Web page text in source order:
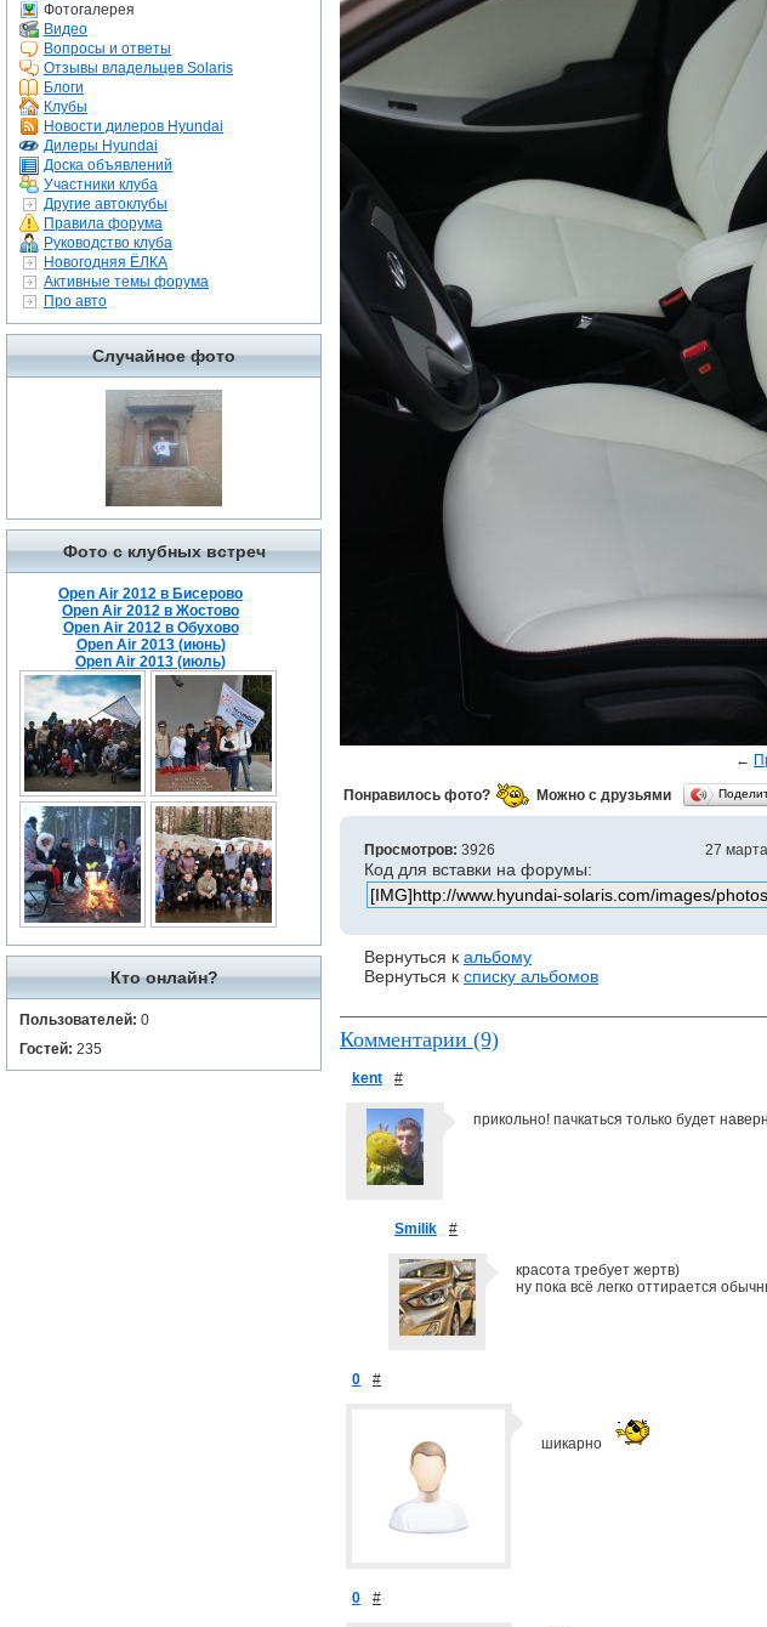
Фотогалерея
Видео
Вопросы и ответы
Отзывы владельцев Solaris
Блоги
Клубы
Новости дилеров Hyundai
Дилеры Hyundai
Доска объявлений
Участники клуба
Другие автоклубы
Правила форума
Руководство клуба
Новогодняя ЁЛКА
Активные темы форума
Про авто
Случайное фото
Фото с клубных встреч
Open Air 2012 в Бисерово
Open Air 2012 в Жостово
Open Air 2012 в Обухово
Open Air 2013 (июнь)
Open Air 2013 (июль)
Кто онлайн?
Пользователей: 0
Гостей: 235
←
Понравилось фото? Можно с друзьями
Просмотров: 3926 27
Код для вставки на форумы:
Вернуться к альбому
Вернуться к списку альбомов
Комментарии (9)
kent #
прикольно! пачкаться только будет
Smilik #
красота требует жертв)
ну пока всё легко оттирается
0 #
шикарно
0 #